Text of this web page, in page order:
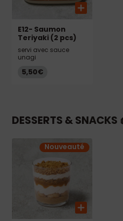
E12- Saumon
Teriyaki (2 pcs)
servi avec sauce
unagi
5,50€
DESSERTS & SNACKS
Nouveauté